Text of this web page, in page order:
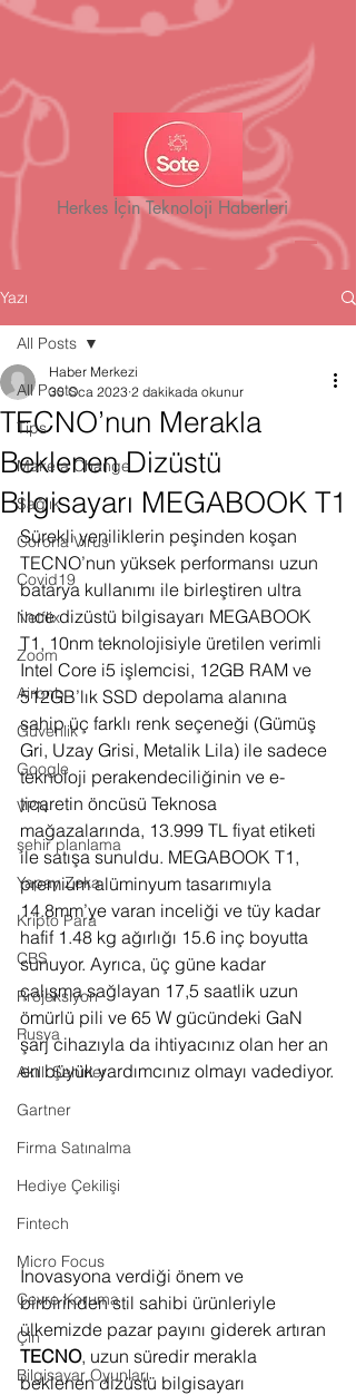
Herkes İçin Teknoloji Haberleri
Yazı
All Posts
Tips
Make a Change
Sağlık
Corona Virus
Covid19
Netflix
Zoom
Airbnb
Güvenlik
Google
VPN
şehir planlama
Yapay Zeka
Kripto Para
CBS
Projeksiyon
Rusya
Akıllı Şehirler
Gartner
Firma Satınalma
Hediye Çekilişi
Fintech
Micro Focus
Çevre Koruma
Çin
Bilgisayar Oyunları
All Posts
TECNO’nun Merakla
Beklenen Dizüstü
Bilgisayarı MEGABOOK T1
Haber Merkezi
30 Oca 2023 2 dakikada okunur
Sürekli yeniliklerin peşinden koşan
TECNO’nun yüksek performansı uzun
batarya kullanımı ile birleştiren ultra
ince dizüstü bilgisayarı MEGABOOK
T1, 10nm teknolojisiyle üretilen verimli
Intel Core i5 işlemcisi, 12GB RAM ve
512GB’lık SSD depolama alanına
sahip üç farklı renk seçeneği (Gümüş
Gri, Uzay Grisi, Metalik Lila) ile sadece
teknoloji perakendeciliğinin ve e-
ticaretin öncüsü Teknosa
mağazalarında, 13.999 TL fiyat etiketi
ile satışa sunuldu. MEGABOOK T1,
premium alüminyum tasarımıyla
14.8mm’ye varan inceliği ve tüy kadar
hafif 1.48 kg ağırlığı 15.6 inç boyutta
sunuyor. Ayrıca, üç güne kadar
çalışma sağlayan 17,5 saatlik uzun
ömürlü pili ve 65 W gücündeki GaN
şarj cihazıyla da ihtiyacınız olan her an
en büyük yardımcınız olmayı vadediyor.
İnovasyona verdiği önem ve
birbirinden stil sahibi ürünleriyle
ülkemizde pazar payını giderek artıran
TECNO, uzun süredir merakla
beklenen dizüstü bilgisayarı